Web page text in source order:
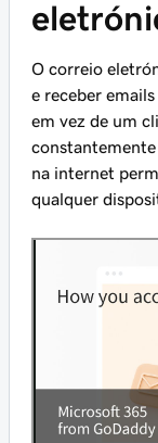
O correio
e receber
em vez de um
na internet
qualquer